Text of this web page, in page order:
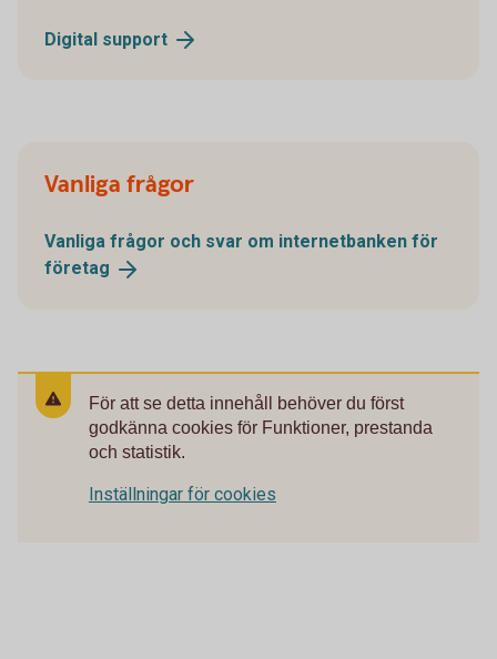
Digital support
Vanliga frågor
Vanliga frågor och svar om internetbanken för
företag
För att se detta innehåll behöver du först
godkänna cookies för Funktioner, prestanda
och statistik.
Inställningar för cookies